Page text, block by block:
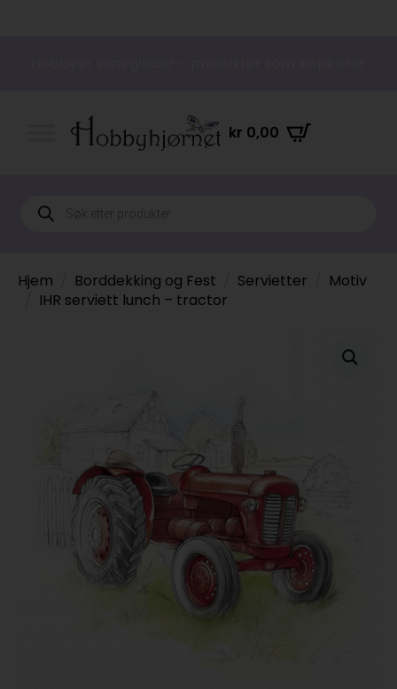
kr 0,00
Products
search
Hjem Borddekking og Fest Servietter
Motiv
IHR serviett lunch – tractor